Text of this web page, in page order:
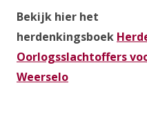
Bekijk hier het
herdenkingsboek
Oorlogsslachtoffers
Weerselo